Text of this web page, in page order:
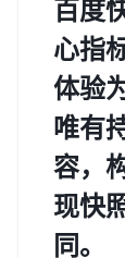
百度
心指
体验
唯有
容，
现快
同。